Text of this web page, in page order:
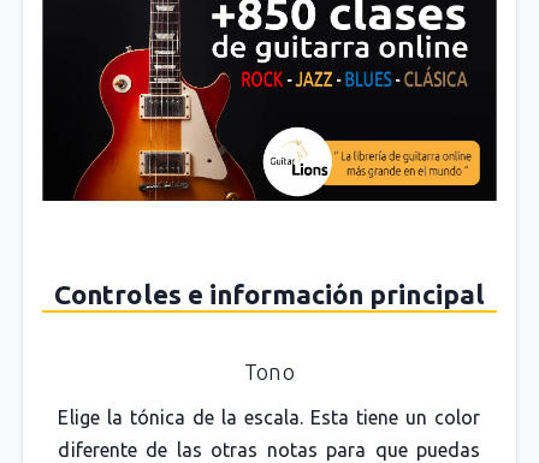
Controles e información principal
Tono
Elige la tónica de la escala. Esta tiene un color
diferente de las otras notas para que puedas